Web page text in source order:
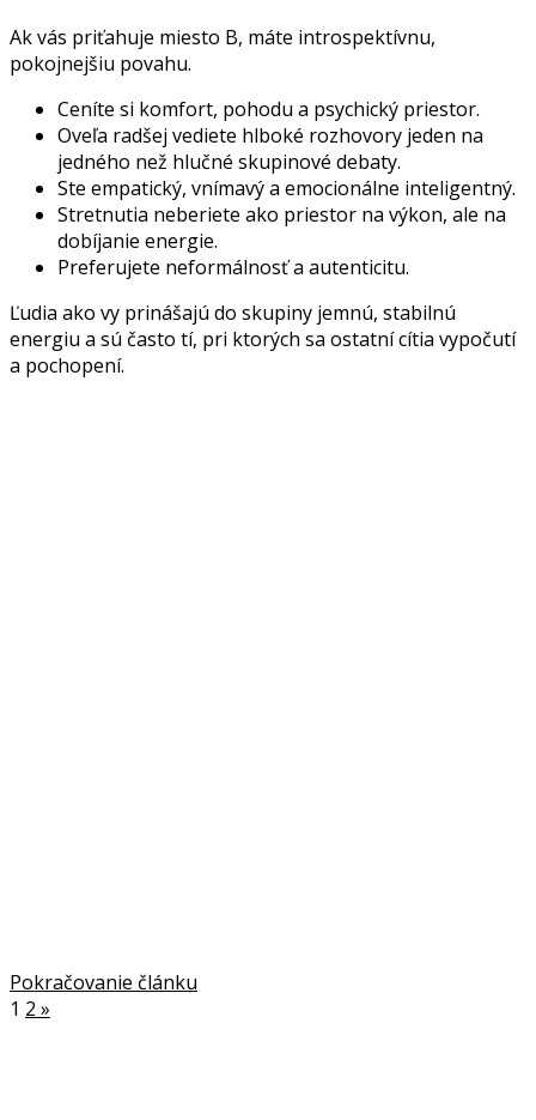
Ak vás priťahuje miesto B, máte introspektívnu,
pokojnejšiu povahu.
Ceníte si komfort, pohodu a psychický priestor.
Oveľa radšej vediete hlboké rozhovory jeden na
jedného než hlučné skupinové debaty.
Ste empatický, vnímavý a emocionálne inteligentný.
Stretnutia neberiete ako priestor na výkon, ale na
dobíjanie energie.
Preferujete neformálnosť a autenticitu.
Ľudia ako vy prinášajú do skupiny jemnú, stabilnú
energiu a sú často tí, pri ktorých sa ostatní cítia vypočutí
a pochopení.
Pokračovanie článku
1 2 »